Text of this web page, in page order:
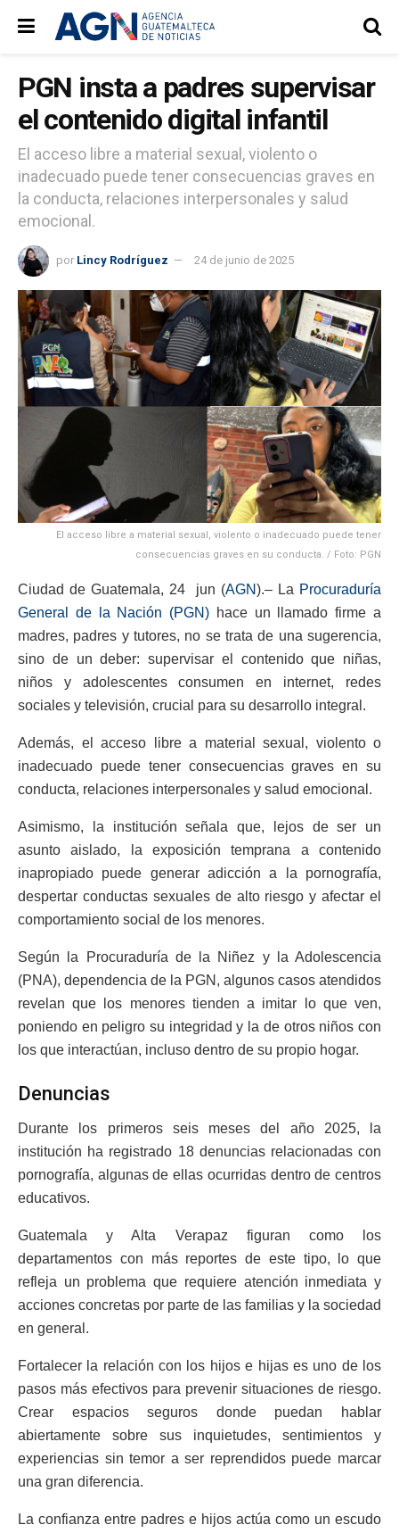
PGN insta a padres supervisar
el contenido digital infantil
El acceso libre a material sexual, violento o
inadecuado puede tener consecuencias graves en
la conducta, relaciones interpersonales y salud
emocional.
por Lincy Rodríguez 24 de junio de 2025
El acceso libre a material sexual, violento o inadecuado puede tener
consecuencias graves en su conducta. / Foto: PGN
Ciudad de Guatemala, 24 jun (AGN).– La Procuraduría
General de la Nación (PGN) hace un llamado firme a
madres, padres y tutores, no se trata de una sugerencia,
sino de un deber: supervisar el contenido que niñas,
niños y adolescentes consumen en internet, redes
sociales y televisión, crucial para su desarrollo integral.
Además, el acceso libre a material sexual, violento o
inadecuado puede tener consecuencias graves en su
conducta, relaciones interpersonales y salud emocional.
Asimismo, la institución señala que, lejos de ser un
asunto aislado, la exposición temprana a contenido
inapropiado puede generar adicción a la pornografía,
despertar conductas sexuales de alto riesgo y afectar el
comportamiento social de los menores.
Según la Procuraduría de la Niñez y la Adolescencia
(PNA), dependencia de la PGN, algunos casos atendidos
revelan que los menores tienden a imitar lo que ven,
poniendo en peligro su integridad y la de otros niños con
los que interactúan, incluso dentro de su propio hogar.
Denuncias
Durante los primeros seis meses del año 2025, la
institución ha registrado 18 denuncias relacionadas con
pornografía, algunas de ellas ocurridas dentro de centros
educativos.
Guatemala y Alta Verapaz figuran como los
departamentos con más reportes de este tipo, lo que
refleja un problema que requiere atención inmediata y
acciones concretas por parte de las familias y la sociedad
en general.
Fortalecer la relación con los hijos e hijas es uno de los
pasos más efectivos para prevenir situaciones de riesgo.
Crear espacios seguros donde puedan hablar
abiertamente sobre sus inquietudes, sentimientos y
experiencias sin temor a ser reprendidos puede marcar
una gran diferencia.
La confianza entre padres e hijos actúa como un escudo